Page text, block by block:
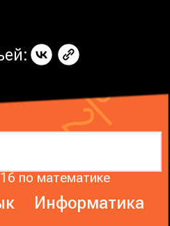
по математике
Информатика